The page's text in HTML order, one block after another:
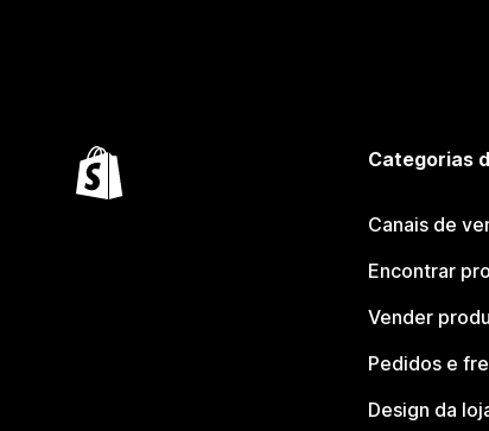
Categorias
Canais de
Encontrar
Vender
Pedidos e
Design da